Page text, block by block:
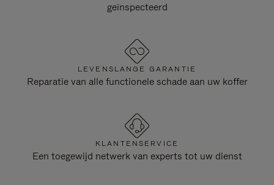
geïnspecteerd
LEVENSLANGE GARANTIE
Reparatie van alle functionele schade aan uw koffer
KLANTENSERVICE
Een toegewijd netwerk van experts tot uw dienst